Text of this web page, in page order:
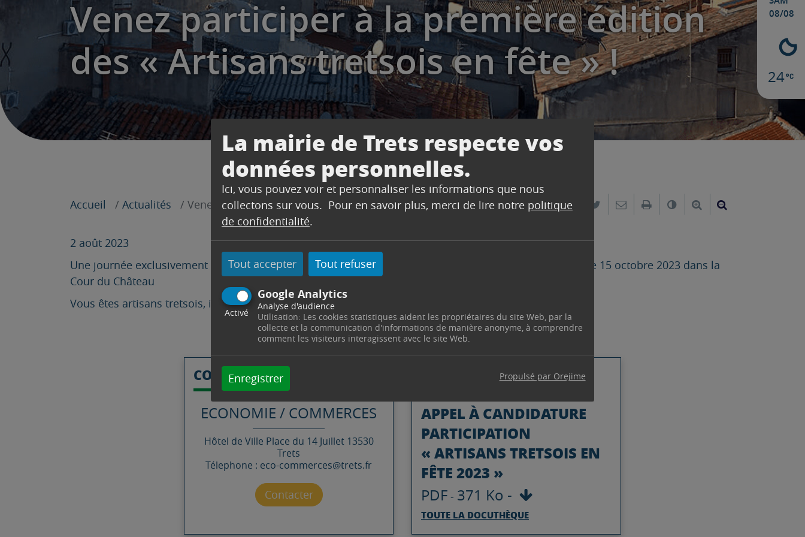
La mairie de Trets respecte vos
données personnelles.
Ici, vous pouvez voir et personnaliser les informations que nous
collectons sur vous. Pour en savoir plus, merci de lire notre politique
de confidentialité.
Tout accepter Tout refuser
Google Analytics
Activé
Analyse d'audience
Utilisation: Les cookies statistiques aident les propriétaires du site Web, par la
collecte et la communication d'informations de manière anonyme, à comprendre
comment les visiteurs interagissent avec le site Web.
Enregistrer Propulsé par Orejime
08/08
24
Venez participer à la première édition
des « Artisans tretsois en fête » !
Accueil Actualités Venez participer à la première édition des « Artisans tretsois en fête » ! Partager sur Facebook
Partager sur Twitter
Envoyer par e-mail
ImprimerChanger le contraste
Agrandir le texte
2 août 2023
Une journée exclusivement dédiée aux artisans tretsois et à leur savoir-faire sera organisée le dimanche 15 octobre 2023 dans la
Cour du Château
Vous êtes artisans tretsois, inscrivez-vous en répondant à l’appel à candidature ci-dessous.
CONTACT
ECONOMIE / COMMERCES
Hôtel de Ville Place du 14 Juillet 13530
Trets
Télephone : eco-commerces@trets.fr
Contacter par mail
Contacter
DOCUMENTS
APPEL À CANDIDATURE
PARTICIPATION
« ARTISANS TRETSOIS EN
FÊTE 2023 »
PDF - 371 Ko -
TOUTE LA DOCUTHÈQUE